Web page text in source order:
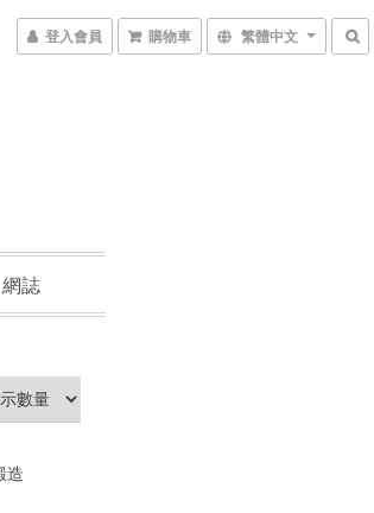
登入會員 購物車 繁體中文
網誌